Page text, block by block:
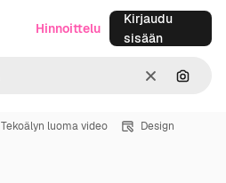
SelkeäHae
Hinnoittelu
Kirjaudu
sisään
Tekoälyn luoma video Design